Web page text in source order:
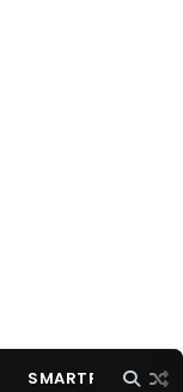
SMARTPHONES